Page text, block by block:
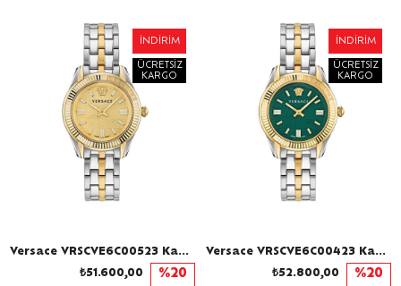
Versace VRSCVE6C00523 Kadın Kol Saati
İNDIRIM
ÜCRETSIZ
KARGO
₺51.600,00
%20
Versace VRSCVE6C00423 Kadın Kol Saati
İNDIRIM
ÜCRETSIZ
KARGO
₺52.800,00
%20